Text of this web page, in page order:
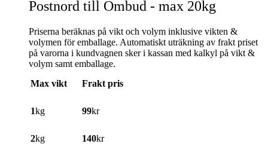
Postnord till Ombud - max 20kg
Priserna beräknas på vikt och volym inklusive vikten &
volymen för emballage. Automatiskt uträkning av frakt priset
på varorna i kundvagnen sker i kassan med kalkyl på vikt &
volym samt emballage.
Max vikt
Frakt pris
1kg 99kr
2kg 140kr